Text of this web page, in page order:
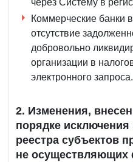
через Систему в
Коммерческие банки
отсутствие
добровольно
организации в
электронного запроса.
2. Изменения,
порядке исключения
реестра субъектов
не осуществляющих